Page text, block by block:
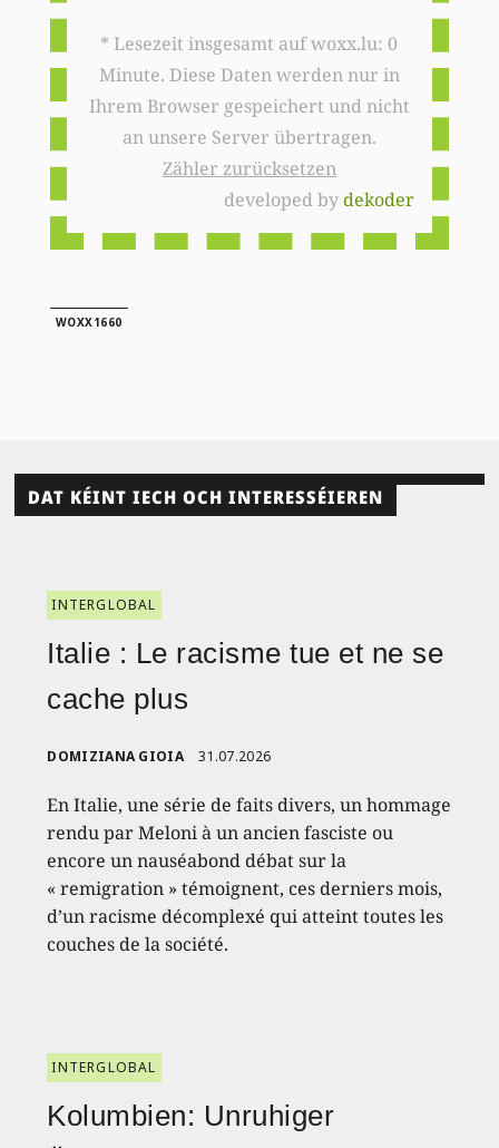
* Lesezeit insgesamt auf woxx.lu: 0
Minute. Diese Daten werden nur in
Ihrem Browser gespeichert und nicht
an unsere Server übertragen.
Zähler zurücksetzen
developed bydekoder
WOXX1660
DAT KÉINT IECH OCH INTERESSÉIEREN
INTERGLOBAL
Italie : Le racisme tue et ne se
cache plus
DOMIZIANA GIOIA 31.07.2026
En Italie, une série de faits divers, un hommage
rendu par Meloni à un ancien fasciste ou
encore un nauséabond débat sur la
« remigration » témoignent, ces derniers mois,
d’un racisme décomplexé qui atteint toutes les
couches de la société.
INTERGLOBAL
Kolumbien: Unruhiger